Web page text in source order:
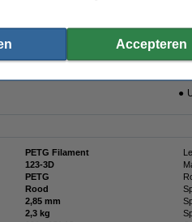
merken:
●
●
PETG Filament
123-3D
PETG
Rood
2,85 mm
2,3 kg
Accepteren